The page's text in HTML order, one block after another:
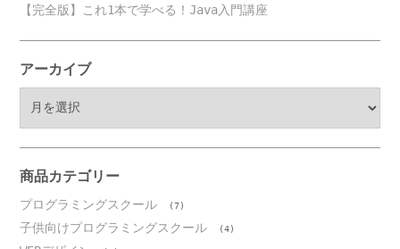
【完全版】これ1本で学べる！Java入門講座
アーカイブ
ブ
商品カテゴリー
プログラミングスクール (7)
子供向けプログラミングスクール (4)